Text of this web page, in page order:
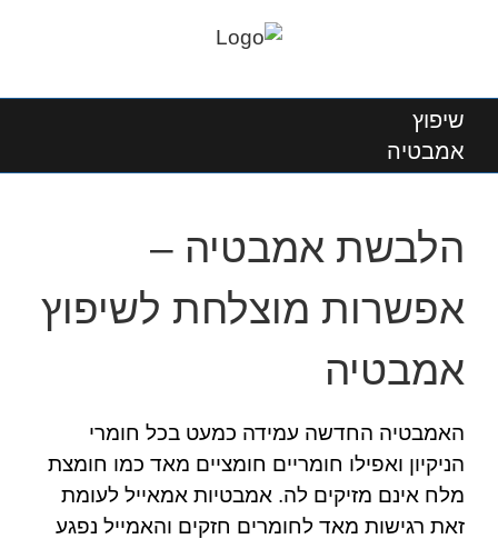
שיפוץ
אמבטיה
הלבשת אמבטיה –
אפשרות מוצלחת לשיפוץ
אמבטיה
האמבטיה החדשה עמידה כמעט בכל חומרי
הניקיון ואפילו חומריים חומציים מאד כמו חומצת
מלח אינם מזיקים לה. אמבטיות אמאייל לעומת
זאת רגישות מאד לחומרים חזקים והאמייל נפגע